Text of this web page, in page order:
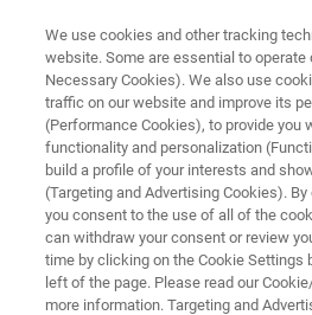
MARS 15, 2021, 11:00AM CET
L’Indenter In-Situ
Applications et
Pour Votre
Electronique A
Autres
We use cookies and other tracking
website. Some are essential to
Necessary Cookies). We also use
traffic on our website and improve its
(Performance Cookies), to provide you
functionality and personalization
build a profile of your interests and
(Targeting and Advertising Cookies).
you consent to the use of all of the
can withdraw your consent or review
time by clicking on the Cookie Settings
left of the page. Please read our
more information. Targeting and